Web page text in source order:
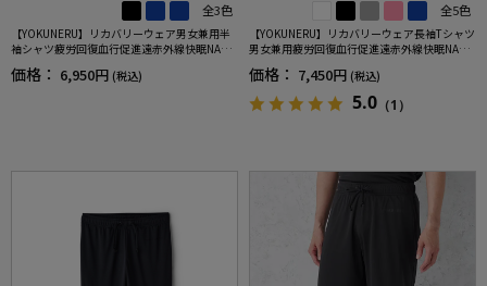
全3色
【YOKUNERU】リカバリーウェア男女兼用半
袖シャツ疲労回復血行促進遠赤外線快眠NANO
MIX(R)【一般医療機器】SS～LLサイズ
価格： 6,950円 (税込)
全5色
【YOKUNERU】リカバリーウェア長袖Tシャツ
男女兼用疲労回復血行促進遠赤外線快眠NANO
MIX(R)【一般医療機器】SS～LLサイズ
価格： 7,450円 (税込)
5.0 （1）